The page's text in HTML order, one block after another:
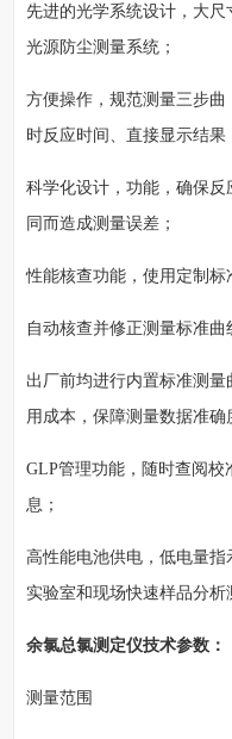
先进的光学系统设计，大尺
光源防尘测量系统；
方便操作，规范测量三步
时反应时间、直接显示结果
科学化设计，功能，确保
同而造成测量误差；
性能核查功能，使用定制标
自动核查并修正测量标准曲
出厂前均进行内置标准测
用成本，保障测量数据准确
GLP管理功能，随时查阅校
息；
高性能电池供电，低电量
实验室和现场快速样品分析
余氯总氯测定仪技术参数：
测量范围